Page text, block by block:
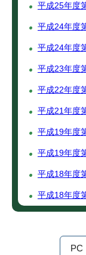
平成25年度
平成24年度
平成24年度
平成23年度
平成22年度
平成21年度
平成19年度
平成19年度
平成18年度
平成18年度
PC